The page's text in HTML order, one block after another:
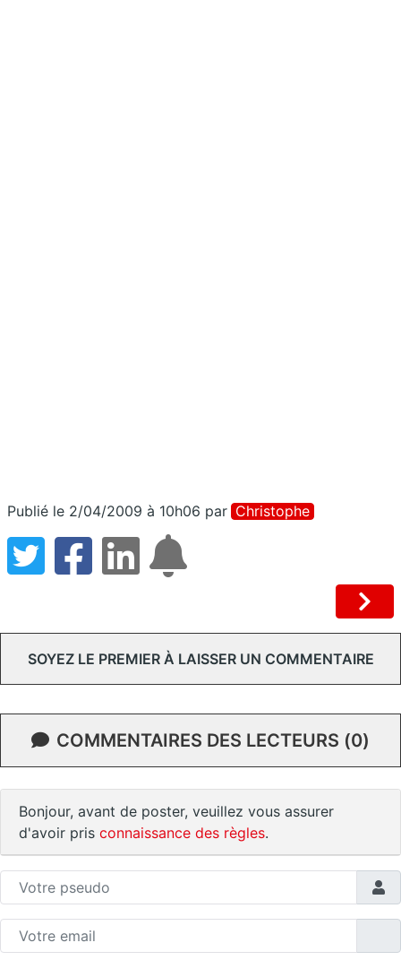
Publié le 2/04/2009 à 10h06 par Christophe
SOYEZ LE PREMIER À LAISSER UN COMMENTAIRE
COMMENTAIRES DES LECTEURS (0)
Bonjour, avant de poster, veuillez vous assurer
d'avoir pris connaissance des règles.